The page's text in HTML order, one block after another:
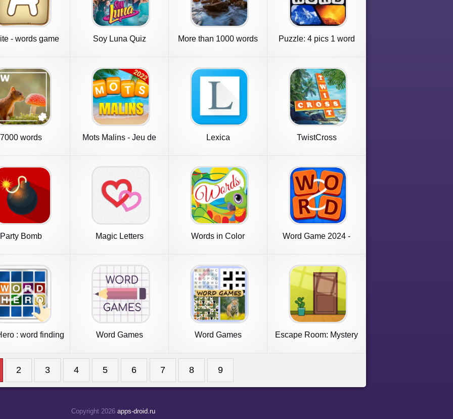
- words game Soy Luna Quiz More than 1000 words
Puzzle: 4 pics 1 word
7000 words
Mots Malins - Jeu de
Lexica TwistCross
Party Bomb Magic Letters Words in Color
Word Game 2024 -
: word finding
Word Games Word Games
Escape Room: Mystery
2 3 4 5 6 7 8 9
Copyright 2026 apps-droid.ru